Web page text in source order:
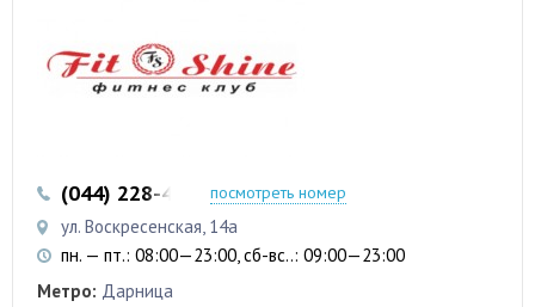
(044) 228-41-28 (067) 480-48-75
посмотреть номер
ул. Воскресенская, 14а
пн. — пт.: 08:00—23:00, сб-вс..: 09:00—23:00
Метро: Дарница